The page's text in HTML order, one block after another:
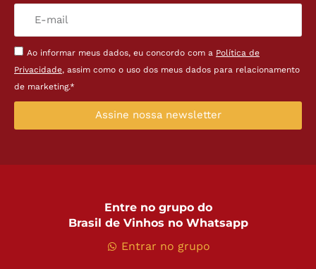
Ao informar meus dados, eu concordo com a Política de
Privacidade, assim como o uso dos meus dados para relacionamento
de marketing.*
Assine nossa newsletter
Entre no grupo do
Brasil de Vinhos no Whatsapp
Entrar no grupo